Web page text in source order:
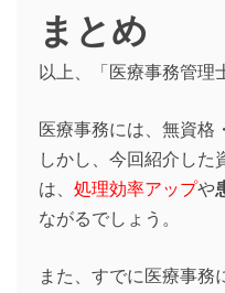
まとめ
以上、「医療事務管理
医療事務には、無資格
しかし、今回紹介した
は、 処理効率アップや
ながるでしょう。
また、すでに医療事務